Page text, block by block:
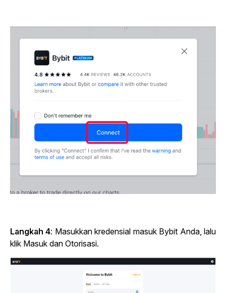
Langkah 4: Masukkan kredensial masuk Bybit Anda, lalu
klik Masuk dan Otorisasi.